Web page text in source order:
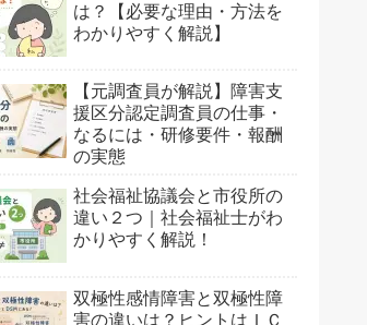
は？【必要な理由・方法を
わかりやすく解説】
【元調査員が解説】障害支
援区分認定調査員の仕事・
なるには・研修要件・報酬
の実態
社会福祉協議会と市役所の
違い２つ｜社会福祉士がわ
かりやすく解説！
双極性感情障害と双極性障
害の違いは？ヒントはＩＣ